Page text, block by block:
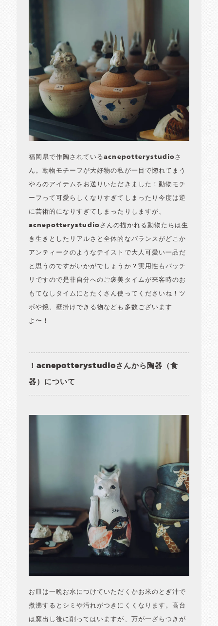
福岡県で作陶されているacnepotterystudioさ
ん。動物モチーフが大好物の私が一目で惚れてまう
やろのアイテムをお送りいただきました！動物モチ
ーフって可愛らしくなりすぎてしまったり今度は逆
に芸術的になりすぎてしまったりしますが、
acnepotterystudioさんの描かれる動物たちは生
き生きとしたリアルさと全体的なバランスがどこか
アンティークのようなテイストで大人可愛い一品だ
と思うのですがいかがでしょうか？実用性もバッチ
リですので是非自分へのご褒美タイムが来客時のお
もてなしタイムにとたくさん使ってくださいね！ツ
ボや鏡、壁掛けできる物なども多数ございます
よ〜！
！acnepotterystudioさんから陶器（食
器）について
お皿は一晩お水につけていただくかお米のとぎ汁で
煮沸するとシミや汚れがつきにくくなります。高台
は窯出し後に削ってはいますが、万が一ざらつきが